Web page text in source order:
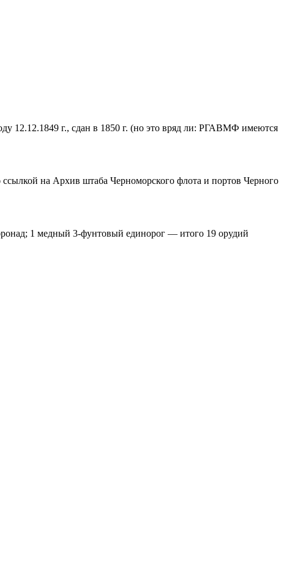
12.12.1849 г., сдан в 1850 г. (но это вряд ли: РГАВМФ имеются
на Архив штаба Черноморского флота и портов Черного
1 медный 3-фунтовый единорог — итого 19 орудий